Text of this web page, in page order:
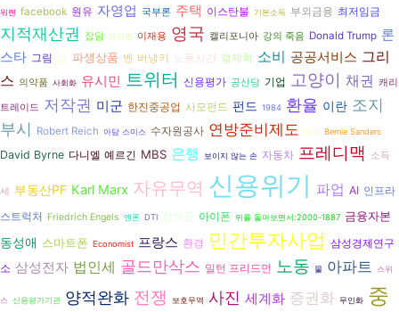
워렌 facebook 원유 자영업 국부론 주택 이스탄불 기본소득 부외금융 최저임금
지적재산권 잡담 성차별 이재용 영국 캘리포니아 강의 죽음 Donald Trump 론
스타 그림 금 파생상품 벤 버냉키 노동시간 경제학 소비 공공서비스 그리
스 의약품 사회화 유시민 트위터 신용평가 공산당 기업 고양이 채권 캐리
트레이드 저작권 미군 한진중공업 사모펀드 펀드 1984 환율 이란 조지
부시 Robert Reich 아담 스미스 수자원공사 연방준비제도 부패 Bernie Sanders
David Byrne 다니엘 예르긴 MBS 은행 보이지 않는 손 자동차 프레디맥 소득
세 부동산PF Karl Marx 자유무역 신용위기 파업 AI 인프라
스트럭처 Friedrich Engels 엔론 DTI 장하준 아이폰 뒤를 돌아보면서:2000-1887 금융자본
동성애 스마트폰 Economist 프랑스 환경 민간투자사업 삼성경제연구
소 삼성전자 법인세 골드만삭스 밀턴 프리드먼 노동 물 아파트 스위
스 신용평가기관 양적완화 전쟁 보호무역 사진 세계화 증권화 무인화 중